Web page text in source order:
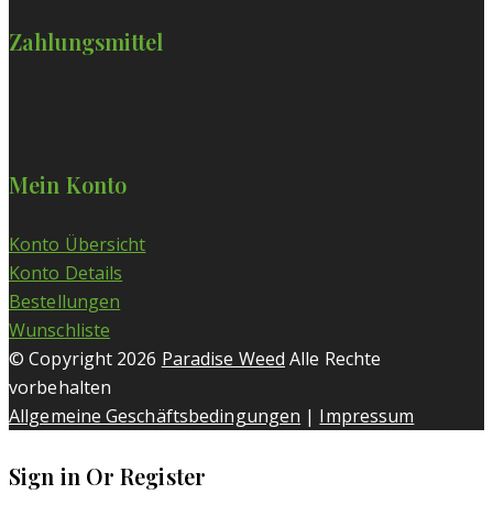
Zahlungsmittel
Mein Konto
Konto Übersicht
Konto Details
Bestellungen
Wunschliste
© Copyright 2026 Paradise Weed Alle Rechte
vorbehalten
Allgemeine Geschäftsbedingungen | Impressum
Sign in Or Register